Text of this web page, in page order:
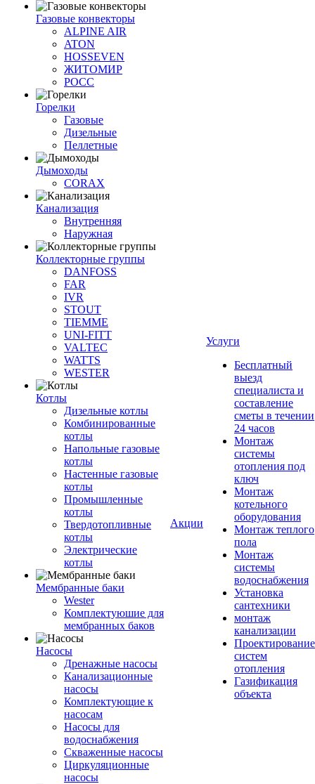
Газовые конвекторы
ALPINE AIR
ATON
HOSSEVEN
ЖИТОМИР
РОСС
Горелки
Газовые
Дизельные
Пеллетные
Дымоходы
CORAX
Канализация
Внутренняя
Наружная
Коллекторные группы
DANFOSS
FAR
IVR
STOUT
TIEMME
UNI-FITT
VALTEC
WATTS
WESTER
Котлы
Дизельные котлы
Комбинированные
котлы
Напольные газовые
котлы
Настенные газовые
котлы
Промышленные
котлы
Твердотопливные
котлы
Электрические
котлы
Мембранные баки
Wester
Комплектуюшие для
мембранных баков
Насосы
Дренажные насосы
Канализационные
насосы
Комплектующие к
насосам
Насосы для
водоснабжения
Скваженные насосы
Циркуляционные
насосы
Акции
Услуги
Бесплатный
выезд
специалиста и
составление
сметы в течении
24 часов
Монтаж
системы
отопления под
ключ
Монтаж
котельного
оборудования
Монтаж теплого
пола
Монтаж
системы
водоснабжения
Установка
сантехники
монтаж
канализации
Проектирование
систем
отопления
Газификация
объекта